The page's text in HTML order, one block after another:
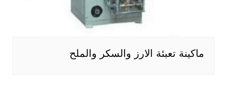
ماكينة تعبئة الارز والسكر والملح